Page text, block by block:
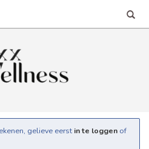
gelieve eerst in te loggen of